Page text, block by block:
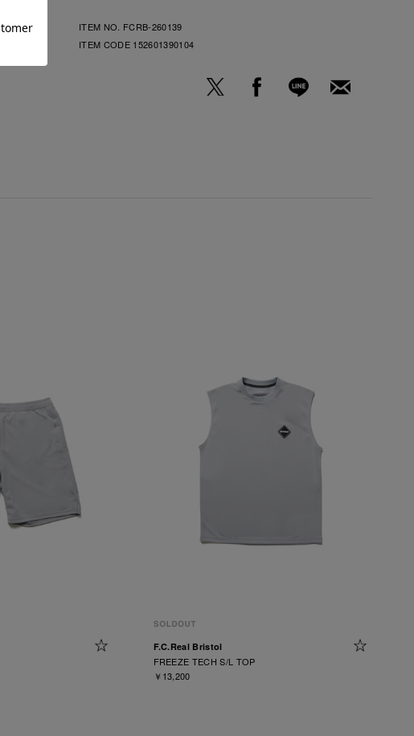
ITEM NO. FCRB-260139
ITEM CODE 152601390104
F.C.Real Bristol
FREEZE TECH S/L TOP
￥13,200